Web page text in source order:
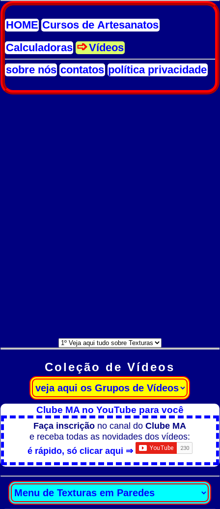
HOME Cursos de Artesanatos
Calculadoras
Vídeos
sobre nós contatos política privacidade
Coleção de Vídeos
Clube MA no YouTube para você
Faça inscrição no canal doClube MA
e receba todas as novidades dos vídeos:
é rápido, só clicar aqui ⇒